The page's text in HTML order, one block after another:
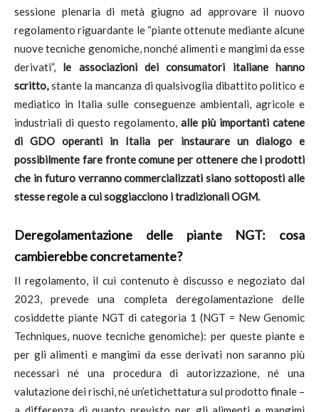
sessione plenaria di metà giugno ad approvare il nuovo
regolamento riguardante le “piante ottenute mediante alcune
nuove tecniche genomiche, nonché alimenti e mangimi da esse
derivati”, le associazioni dei consumatori italiane hanno
scritto,stante la mancanza di qualsivoglia dibattito politico e
mediatico in Italia sulle conseguenze ambientali, agricole e
industriali di questo regolamento, alle più importanti catene
di GDO operanti in Italia per instaurare un dialogo e
possibilmente fare fronte comune per ottenere che i prodotti
che in futuro verranno commercializzati siano sottoposti alle
stesse regole a cui soggiacciono i tradizionali OGM.
Deregolamentazione delle piante NGT: cosa
cambierebbe concretamente?
Il regolamento, il cui contenuto è discusso e negoziato dal
2023, prevede una completa deregolamentazione delle
cosiddette piante NGT di categoria 1 (NGT = New Genomic
Techniques, nuove tecniche genomiche): per queste piante e
per gli alimenti e mangimi da esse derivati non saranno più
necessari né una procedura di autorizzazione, né una
valutazione dei rischi, né un’etichettatura sul prodotto finale –